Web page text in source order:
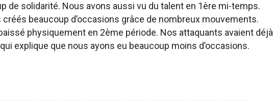
de solidarité. Nous avons aussi vu du talent en 1ère mi-temps.
beaucoup d’occasions grâce de nombreux mouvements.
physiquement en 2ème période. Nos attaquants avaient déjà
explique que nous ayons eu beaucoup moins d’occasions.